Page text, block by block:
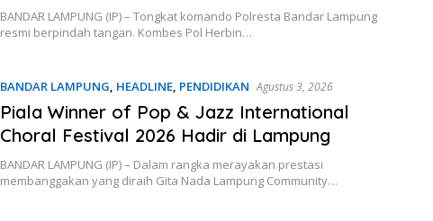
BANDAR LAMPUNG (IP) – Tongkat komando Polresta Bandar Lampung
resmi berpindah tangan. Kombes Pol Herbin…
BANDAR LAMPUNG, HEADLINE, PENDIDIKAN Agustus 3, 2026
Piala Winner of Pop & Jazz International
Choral Festival 2026 Hadir di Lampung
BANDAR LAMPUNG (IP) – Dalam rangka merayakan prestasi
membanggakan yang diraih Gita Nada Lampung Community…